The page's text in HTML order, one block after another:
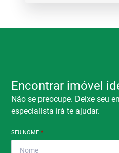
Encontrar imóvel
Não se preocupe. Deixe seu
especialista irá te ajudar.
SEU NOME*